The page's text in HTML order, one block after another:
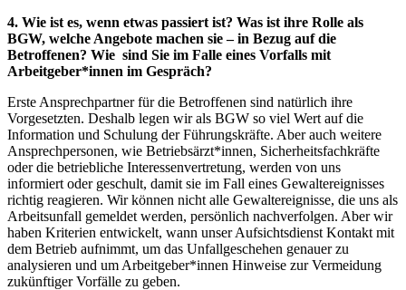
4. Wie ist es, wenn etwas passiert ist? Was ist ihre Rolle als
BGW, welche Angebote machen sie – in Bezug auf die
Betroffenen? Wie sind Sie im Falle eines Vorfalls mit
Arbeitgeber*innen im Gespräch?
Erste Ansprechpartner für die Betroffenen sind natürlich ihre
Vorgesetzten. Deshalb legen wir als BGW so viel Wert auf die
Information und Schulung der Führungskräfte. Aber auch weitere
Ansprechpersonen, wie Betriebsärzt*innen, Sicherheitsfachkräfte
oder die betriebliche Interessenvertretung, werden von uns
informiert oder geschult, damit sie im Fall eines Gewaltereignisses
richtig reagieren. Wir können nicht alle Gewaltereignisse, die uns als
Arbeitsunfall gemeldet werden, persönlich nachverfolgen. Aber wir
haben Kriterien entwickelt, wann unser Aufsichtsdienst Kontakt mit
dem Betrieb aufnimmt, um das Unfallgeschehen genauer zu
analysieren und um Arbeitgeber*innen Hinweise zur Vermeidung
zukünftiger Vorfälle zu geben.